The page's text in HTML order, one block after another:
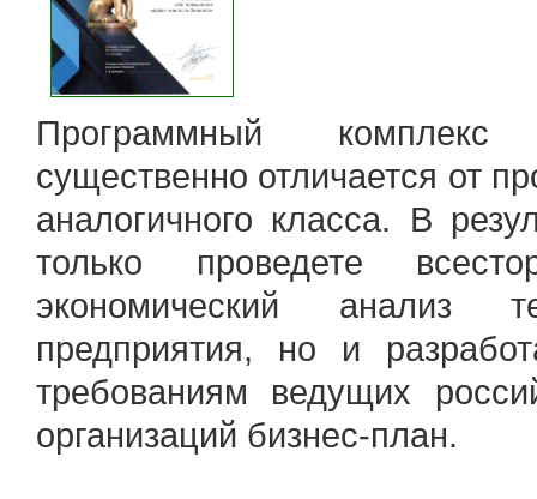
Программный
существенно отличается от
аналогичного класса. В
только проведете
экономический анализ
предприятия, но и
требованиям ведущих
организаций бизнес-план.